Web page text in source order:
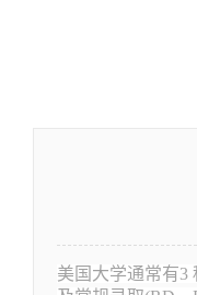
美国大学通常有3